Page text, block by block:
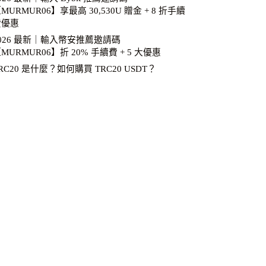
MURMUR06】享最高 30,530U 贈金 + 8 折手續
惠
最新｜輸入幣安推薦邀請碼
MURMUR06】折 20% 手續費 + 5 大優惠
是什麼？如何購買 TRC20 USDT？